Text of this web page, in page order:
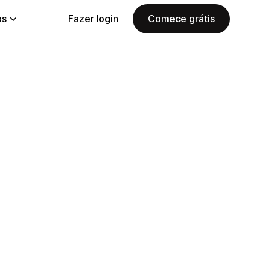
Fazer login Comece grátis